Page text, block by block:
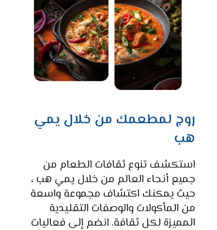
روج لمطعمك من خلال يمي
هب
استكشف تنوع ثقافات الطعام من
جميع أنحاء العالم من خلال يمي هب ،
حيث يمكنك اكتشاف مجموعة واسعة
من المأكولات والوصفات التقليدية
المميزة لكل ثقافة. انضم إلى فعاليات